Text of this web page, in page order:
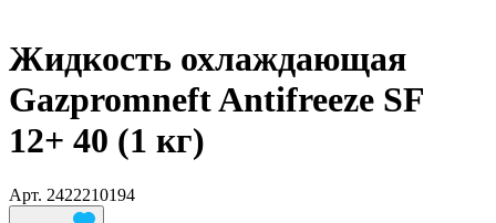
Жидкость охлаждающая
Gazpromneft Antifreeze SF
12+ 40 (1 кг)
Арт. 2422210194